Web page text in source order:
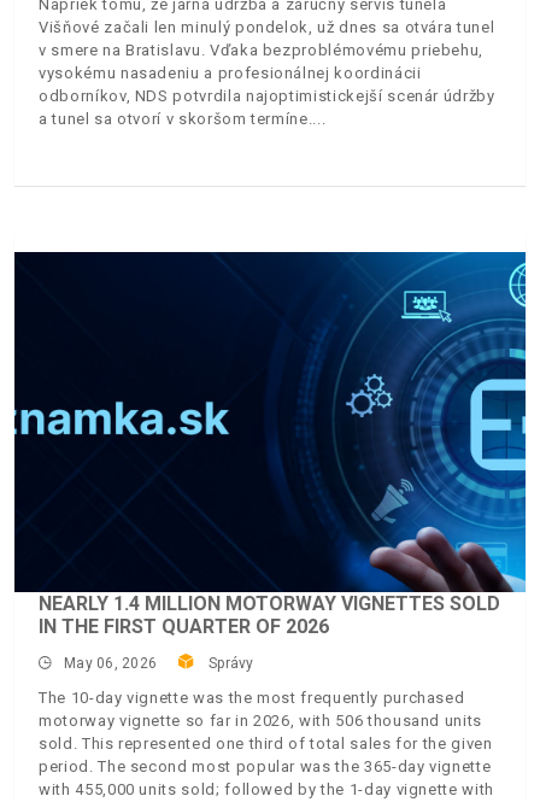
Napriek tomu, že jarná údržba a záručný servis tunela
Višňové začali len minulý pondelok, už dnes sa otvára tunel
v smere na Bratislavu. Vďaka bezproblémovému priebehu,
vysokému nasadeniu a profesionálnej koordinácii
odborníkov, NDS potvrdila najoptimistickejší scenár údržby
a tunel sa otvorí v skoršom termíne.
NEARLY 1.4 MILLION MOTORWAY VIGNETTES SOLD
IN THE FIRST QUARTER OF 2026
May 06, 2026 Správy
The 10-day vignette was the most frequently purchased
motorway vignette so far in 2026, with 506 thousand units
sold. This represented one third of total sales for the given
period. The second most popular was the 365-day vignette
with 455,000 units sold; followed by the 1-day vignette with